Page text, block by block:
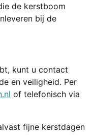
de kerstboom
bij de
kunt u contact
en veiligheid. Per
of telefonisch via
fijne kerstdagen